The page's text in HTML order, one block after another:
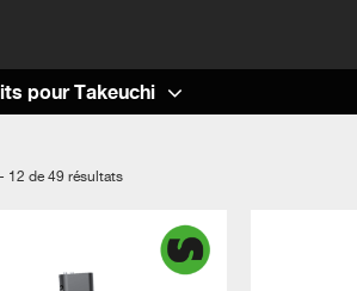
12 de 49 résultats
pour Takeuchi